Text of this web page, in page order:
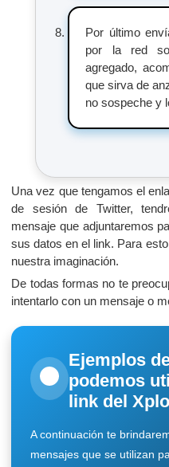
Por último
por la red
agregado,
que sirva de
no sospeche y
Una vez que tengamos el
de sesión de Twitter,
mensaje que adjuntaremos
sus datos en el link. Para
nuestra imaginación.
De todas formas no te
intentarlo con un mensaje o
Ejemplos
podemos
link del
A continuación te
mensajes que se utilizan